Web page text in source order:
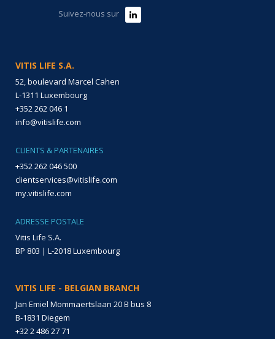
Suivez-nous sur
VITIS LIFE S.A.
52, boulevard Marcel Cahen
L-1311 Luxembourg
+352 262 046 1
info@vitislife.com
CLIENTS & PARTENAIRES
+352 262 046 500
clientservices@vitislife.com
my.vitislife.com
ADRESSE POSTALE
Vitis Life S.A.
BP 803 | L-2018 Luxembourg
VITIS LIFE - BELGIAN BRANCH
Jan Emiel Mommaertslaan 20 B bus 8
B-1831 Diegem
+32 2 486 27 71